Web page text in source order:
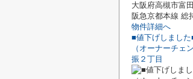
大阪府高槻市富
阪急京都本線 総
物件詳細へ
■値下げしまし
（オーナーチェ
振２丁目